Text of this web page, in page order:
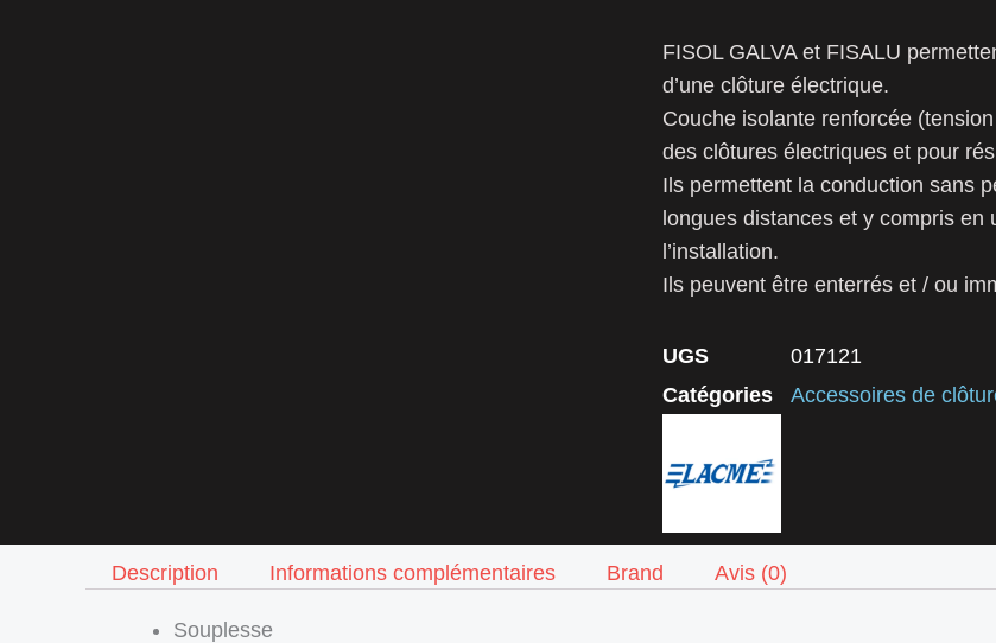
FISOL GALVA et FISALU
d’une clôture électrique.
Couche isolante renforcée
des clôtures électriques et pour
Ils permettent la conduction sans
longues distances et y compris
l’installation.
Ils peuvent être enterrés et / ou
UGS
017121
Catégories
Accessoires de
Description Informations complémentaires Brand Avis (0)
Souplesse